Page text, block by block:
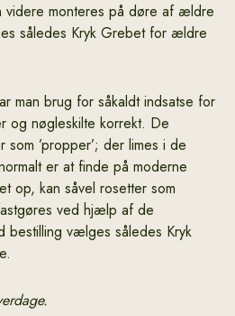
videre monteres på døre af ældre
således Kryk Grebet for ældre
man brug for såkaldt indsatse for
og nøgleskilte korrekt. De
’propper’; der limes i de
er at finde på moderne
op, kan såvel rosetter som
ved hjælp af de
bestilling vælges således Kryk